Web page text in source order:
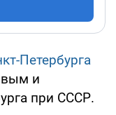
Петербурга
и
при СССР.